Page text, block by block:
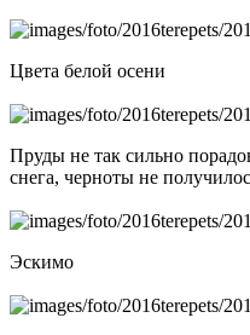
Цвета белой осени
Пруды не так сильно
снега, черноты не
Эскимо